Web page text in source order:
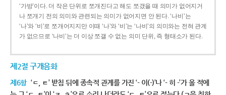
‘가방’이다. 더 작은 단위로 쪼개진다고 해도 쪼갰을 때 의미가 없어지거
나 쪼개기 전의 의미와 관련되는 의미가 없어지면 안 된다. ‘나비’는
‘나’와 ‘비’로 쪼개어지지만 이때 ‘나’와 ‘비’는 ‘나비’의 의미와는 전혀 관계
가 없으므로 ‘나비’는 더 이상 쪼갤 수 없는 의미 단위, 즉 형태소가 된다.
제2절 구개음화
제6항 ‘ㄷ, ㅌ’ 받침 뒤에 종속적 관계를 가진 ‘- 이(-)’나 ‘- 히 -’가 올 적에